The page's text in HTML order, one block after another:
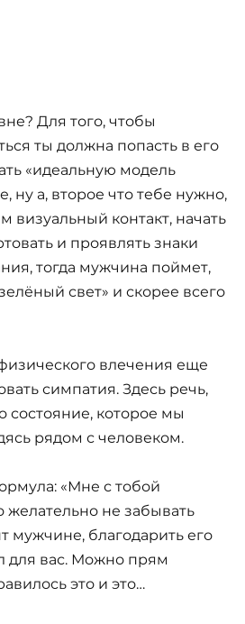
Для того, чтобы
ты должна попасть в его
«идеальную модель
ну а, второе что тебе нужно,
визуальный контакт, начать
и проявлять знаки
тогда мужчина поймет,
свет» и скорее всего
влечения еще
симпатия. Здесь речь,
состояние, которое мы
рядом с человеком.
«Мне с тобой
желательно не забывать
мужчине, благодарить его
для вас. Можно прям
это и это…